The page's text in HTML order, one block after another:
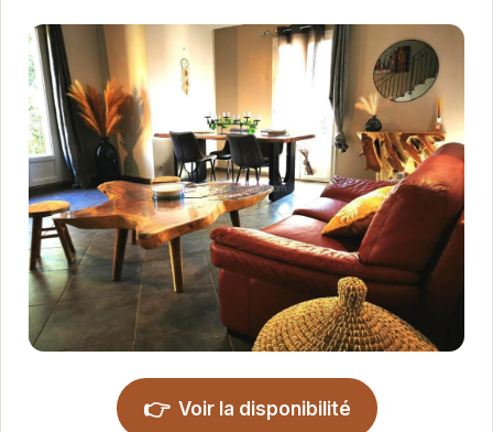
👉 Voir la disponibilité